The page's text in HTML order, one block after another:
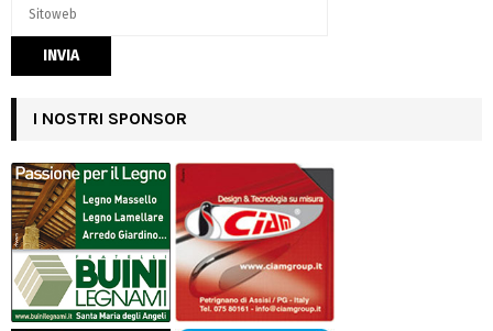
I NOSTRI SPONSOR